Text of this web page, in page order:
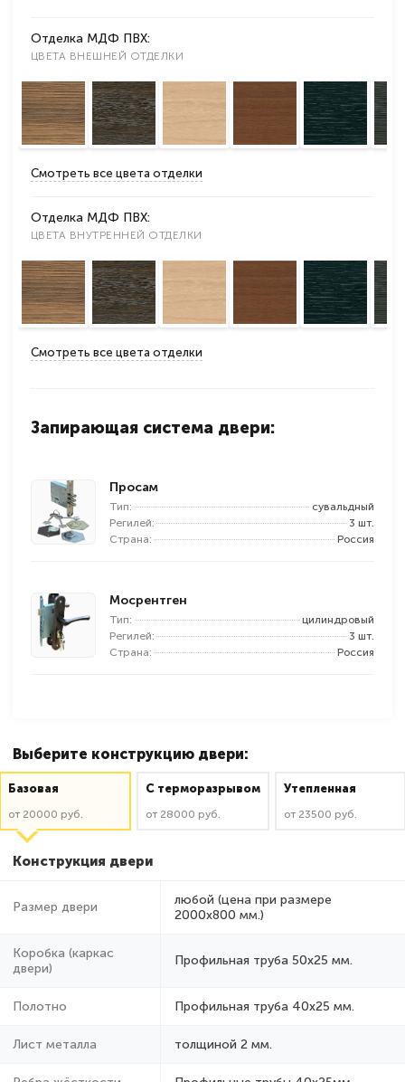
Отделка МДФ ПВХ:
ЦВЕТА ВНЕШНЕЙ ОТДЕЛКИ
Смотреть все цвета отделки
Отделка МДФ ПВХ:
ЦВЕТА ВНУТРЕННЕЙ ОТДЕЛКИ
Смотреть все цвета отделки
Запирающая система двери:
Просам
Тип:
сувальдный
Регилей:
3 шт.
Страна:
Россия
Мосрентген
Тип:
цилиндровый
Регилей:
3 шт.
Страна:
Россия
Выберите конструкцию двери:
Базовая
от 20000 руб.
C терморазрывом
от 28000 руб.
Утепленная
от 23500 руб.
Конструкция двери
Размер двери
любой (цена при размере
2000x800 мм.)
Коробка (каркас
двери)
Профильная труба 50х25 мм.
Полотно Профильная труба 40х25 мм.
Лист металла толщиной 2 мм.